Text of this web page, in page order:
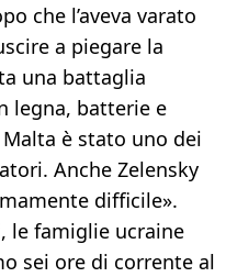
che l’aveva varato
a piegare la
una battaglia
legna, batterie e
è stato uno dei
Anche Zelensky
difficile».
le famiglie ucraine
sei ore di corrente al